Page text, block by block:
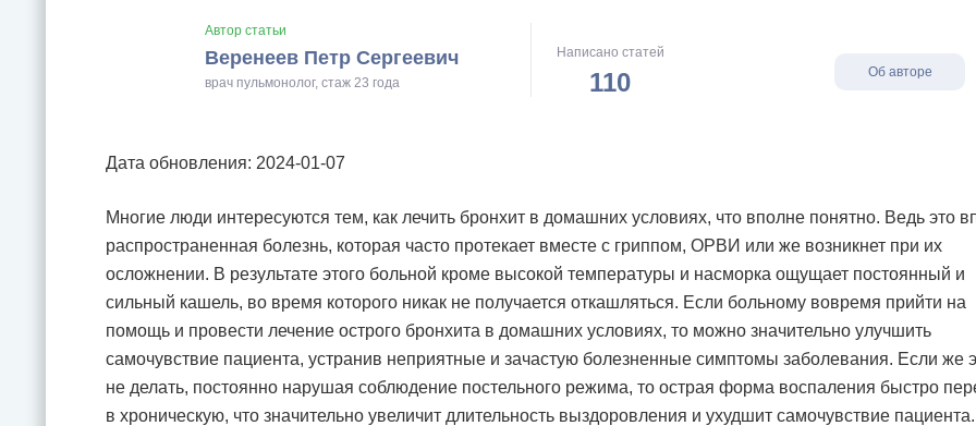
Автор статьи
Веренеев Петр Сергеевич
врач пульмонолог, стаж 23 года
Написано статей
110 Об авторе
Дата обновления: 2024-01-07
Многие люди интересуются тем, как лечить бронхит в домашних условиях, что вполне понятно. Ведь это
распространенная болезнь, которая часто протекает вместе с гриппом, ОРВИ или же возникнет при их
осложнении. В результате этого больной кроме высокой температуры и насморка ощущает постоянный и
сильный кашель, во время которого никак не получается откашляться. Если больному вовремя прийти на
помощь и провести лечение острого бронхита в домашних условиях, то можно значительно улучшить
самочувствие пациента, устранив неприятные и зачастую болезненные симптомы заболевания. Если же
не делать, постоянно нарушая соблюдение постельного режима, то острая форма воспаления быстро
в хроническую, что значительно увеличит длительность выздоровления и ухудшит самочувствие пациента.